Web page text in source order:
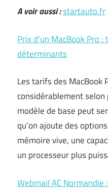
A voir aussi :startauto.fr
Prix d’un MacBook Pro
déterminants
Les tarifs des MacBook
considérablement
modèle de base peut
qu’on ajoute des
mémoire vive, une
un processeur plus
Webmail AC